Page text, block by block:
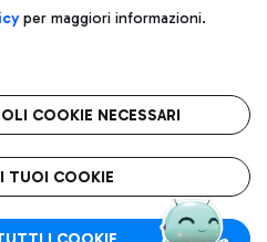
pensieri con il servizio di taxi a
pausa gustosa in aeroporto
Note legali
FCO
stellato
per maggiori informazioni.
COOKIE NECESSARI
TUOI COOKIE